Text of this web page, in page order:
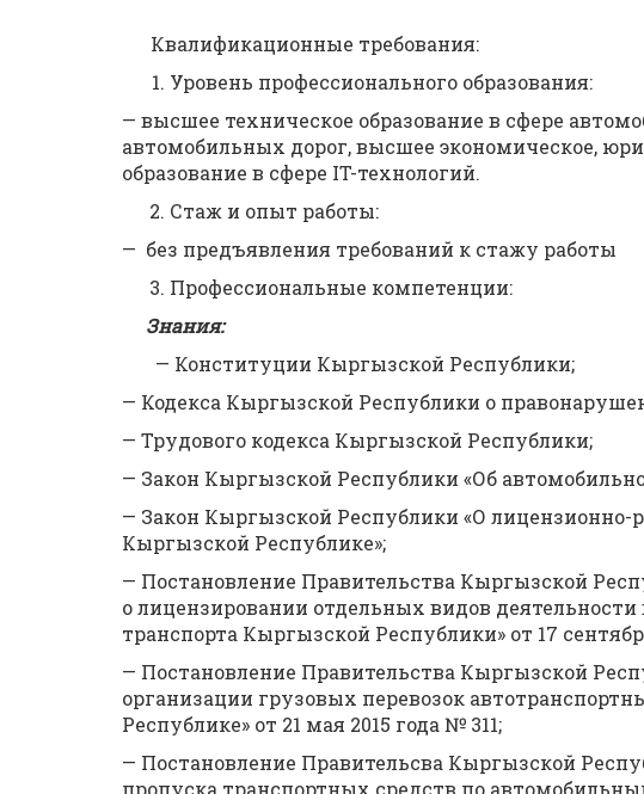
Квалификационные требования:
Уровень профессионального образования:
— высшее техническое образование в сфере
автомобильных дорог, высшее экономическое,
образование в сфере IT-технологий.
Стаж и опыт работы:
— без предъявления требований к стажу работы
Профессиональные компетенции:
Знания:
— Конституции Кыргызской Республики;
— Кодекса Кыргызской Республики о
— Трудового кодекса Кыргызской Республики;
— Закон Кыргызской Республики «Об
— Закон Кыргызской Республики «О лицензионно-
Кыргызской Республике»;
— Постановление Правительства Кыргызской
о лицензировании отдельных видов деятельности
транспорта Кыргызской Республики» от 17
— Постановление Правительства Кыргызской
организации грузовых перевозок
Республике» от 21 мая 2015 года № 311;
— Постановление Правительсва Кыргызской
пропуска транспортных средств по